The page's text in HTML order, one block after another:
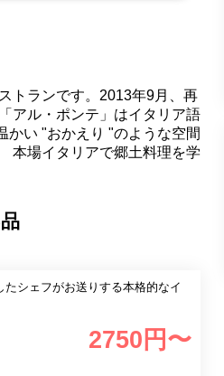
トランです。2013年9月、再
アル・ポンテ」はイタリア語
かい "おかえり "のような空間
本場イタリアで郷土料理を学
2750 円〜